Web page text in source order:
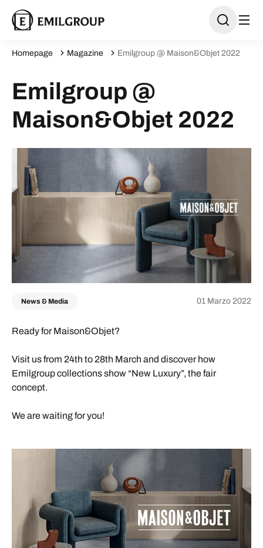
Homepage Magazine Emilgroup @ Maison&Objet 2022
Emilgroup @
Maison&Objet 2022
News & Media 01 Marzo 2022
Ready for Maison&Objet?
Visit us from 24th to 28th March and discover how
Emilgroup collections show “New Luxury”, the fair
concept.
We are waiting for you!